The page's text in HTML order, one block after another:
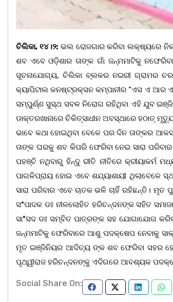
ଚିଲିକା, ୧୪।୨:ଭଲ ରୋଜଗାର କରିବା ଲକ୍ଷ୍ୟରେ
ଶବ ଏବେ ଓଡ଼ିଶାର ତାଙ୍କ ଗାଁ ଜନ୍ମମାଟିକୁ
ସୂଚନାଯୋଗ୍ୟ, ଚିଲିକା ବ୍ଲକର ନଇରୀ ଗ୍ରାମର
କ୍ୟାପିଟାଲ କନଷ୍ଟ୍ରକ୍ସନ କମ୍ପାନୀର “ଏସ ଏ
ସମ୍ପୁର୍ଣ୍ଣ ସୁସ୍ଥ ସବଳ ନିରୋଗ ରହିଥିବା ଏହି ଯୁବ
ଡାକ୍ତରଖାନାରେ ଚିକିତ୍ସାଧୀନ ଅବସ୍ଥାରେ ହଠାତ୍
ଭାବେ କଥା ହୋଇଥିବା ବେଳେ ପର ଦିନ ତାଙ୍କର
ତାଙ୍କ ଘରକୁ ଶବ କିପରି ଫେରିବା ନେଇ ସାରା
ପହଞ୍ଚି ନଥିବାରୁ ହିନ୍ଦୁ ରୀତି ନୀତିରେ କ୍ରୀୟାକର୍ମ
ପାଗଳିପ୍ରାୟ ହୋଇ ଏବେ ଶଯ୍ୟାଶାୟୀ ଥିଲାବେଳେ
ସାରା ପରିବାର ଏବେ ଚାତକ ଭଳି ଚାହିଁ ରହିଛନ୍ତି। ମୃତ
ସ°ପାଦକ ଡଃ ନୀଳଲୋହିତ ହରିଚନ୍ଦନଙ୍କ ସହିତ
ସା°ସଦ ଡଃ ସମ୍ବିତ ପାତ୍ରଙ୍କ ସହ ଯୋଗାଯୋଗ
ଜନ୍ମମାଟିକୁ ଫେରିବାରେ ଆଶୁ ପଦକ୍ଷେପ ନେବାକୁ
ମୃତ ଇଞ୍ଜିନିୟର ଆଦିତ୍ୟ ଙ୍କ ଶବ ଫେରିବା ସହର
ପୃଥ୍ୱୀରାଜ ହରିଚନ୍ଦନଙ୍କୁ ଏଦିଗରେ ଆବଶ୍ୟକ
Social Share On: